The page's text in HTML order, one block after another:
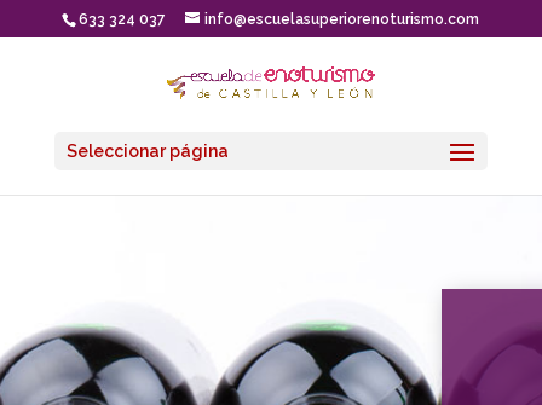
633 324 037 info@escuelasuperiorenoturismo.com
Seleccionar página